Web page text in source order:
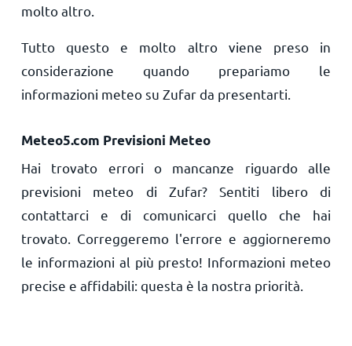
molto altro.
Tutto questo e molto altro viene preso in
considerazione quando prepariamo le
informazioni meteo su Zufar da presentarti.
Meteo5.com Previsioni Meteo
Hai trovato errori o mancanze riguardo alle
previsioni meteo di Zufar? Sentiti libero di
contattarci e di comunicarci quello che hai
trovato. Correggeremo l'errore e aggiorneremo
le informazioni al più presto! Informazioni meteo
precise e affidabili: questa è la nostra priorità.